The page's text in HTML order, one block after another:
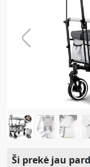
Previous
Ši prekė jau